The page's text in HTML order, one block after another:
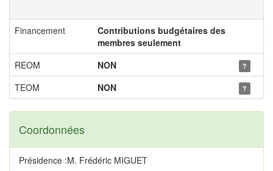
Financement
Contributions budgétaires des
membres seulement
REOM
NON ?
TEOM NON ?
Coordonnées
Présidence :M. Frédéric MIGUET